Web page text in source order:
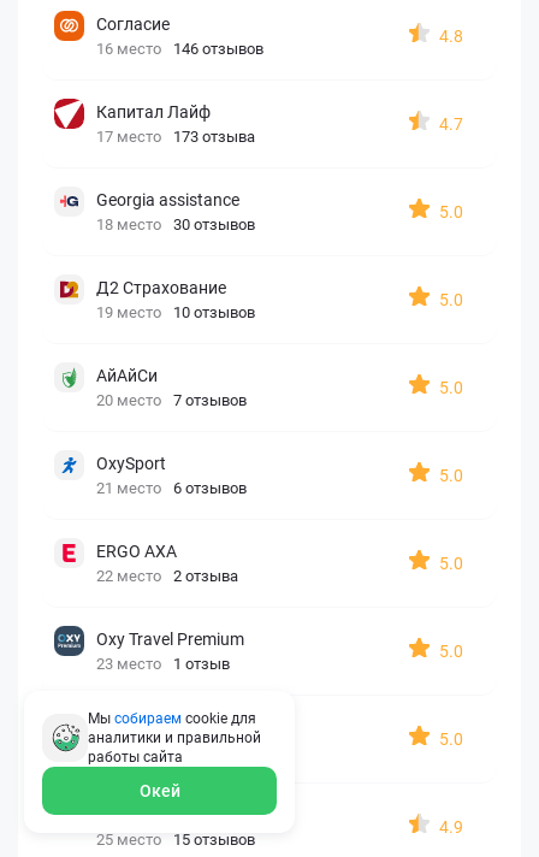
Согласие
16 место 146 отзывов
4.8
Капитал Лайф
17 место 173 отзыва
4.7
Georgia assistance
18 место 30 отзывов
5.0
Д2 Страхование
19 место 10 отзывов
5.0
АйАйСи
20 место 7 отзывов
5.0
OxySport
21 место 6 отзывов
5.0
ERGO AXA
22 место 2 отзыва
5.0
Oxy Travel Premium
23 место 1 отзыв
5.0
УралСиб
24 место 1 отзыв
5.0
МАКС
25 место 15 отзывов
4.9
Мы собираем cookie для
аналитики и правильной
работы сайта
Окей